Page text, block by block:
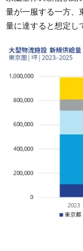
量が一服する一方、
量に達すると想定し